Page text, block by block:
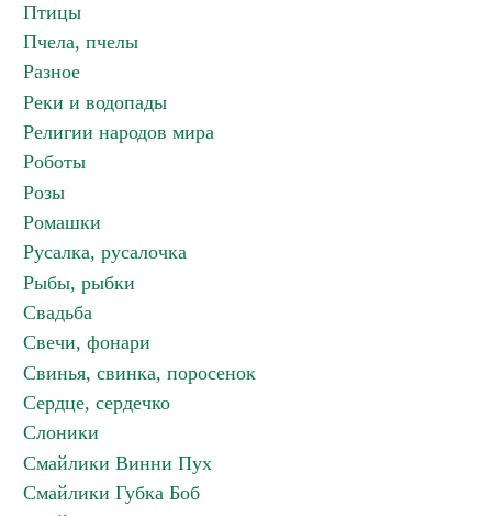
Птицы
Пчела, пчелы
Разное
Реки и водопады
Религии народов мира
Роботы
Розы
Ромашки
Русалка, русалочка
Рыбы, рыбки
Свадьба
Свечи, фонари
Свинья, свинка, поросенок
Сердце, сердечко
Слоники
Смайлики Винни Пух
Смайлики Губка Боб